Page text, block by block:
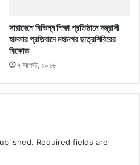
সারাদেশে বিভিন্ন শিক্ষা প্রতিষ্ঠানে সন্ত্রাসী
হামলার প্রতিবাদে মহানগর ছাত্রশিবিরের
বিক্ষোভ
৭ আগস্ট, ২০২৬
Required fields are